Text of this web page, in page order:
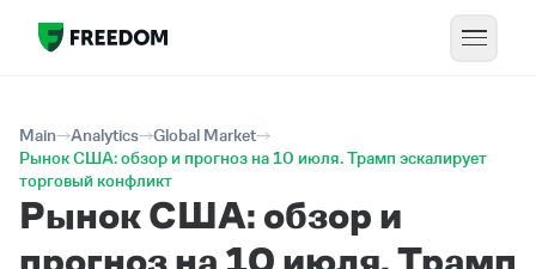
Main Analytics
Global Market
Рынок США: обзор и прогноз на 10 июля. Трамп эскалирует
торговый конфликт
Рынок США: обзор и